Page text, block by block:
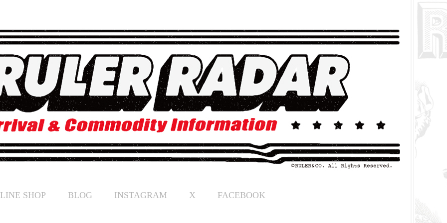
SHOP BLOG INSTAGRAM X FACEBOOK